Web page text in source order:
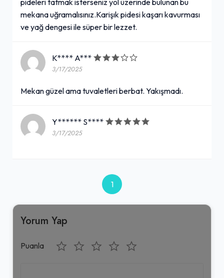
mekana uğramalısınız.Karişık pidesi kaşarı kavurması
ve yağ dengesi ile süper bir lezzet.
K**** A***
3/17/2025
Mekan güzel ama tuvaletleri berbat. Yakışmadı.
Y****** S****
3/17/2025
1
Yorum Yap
Puanla